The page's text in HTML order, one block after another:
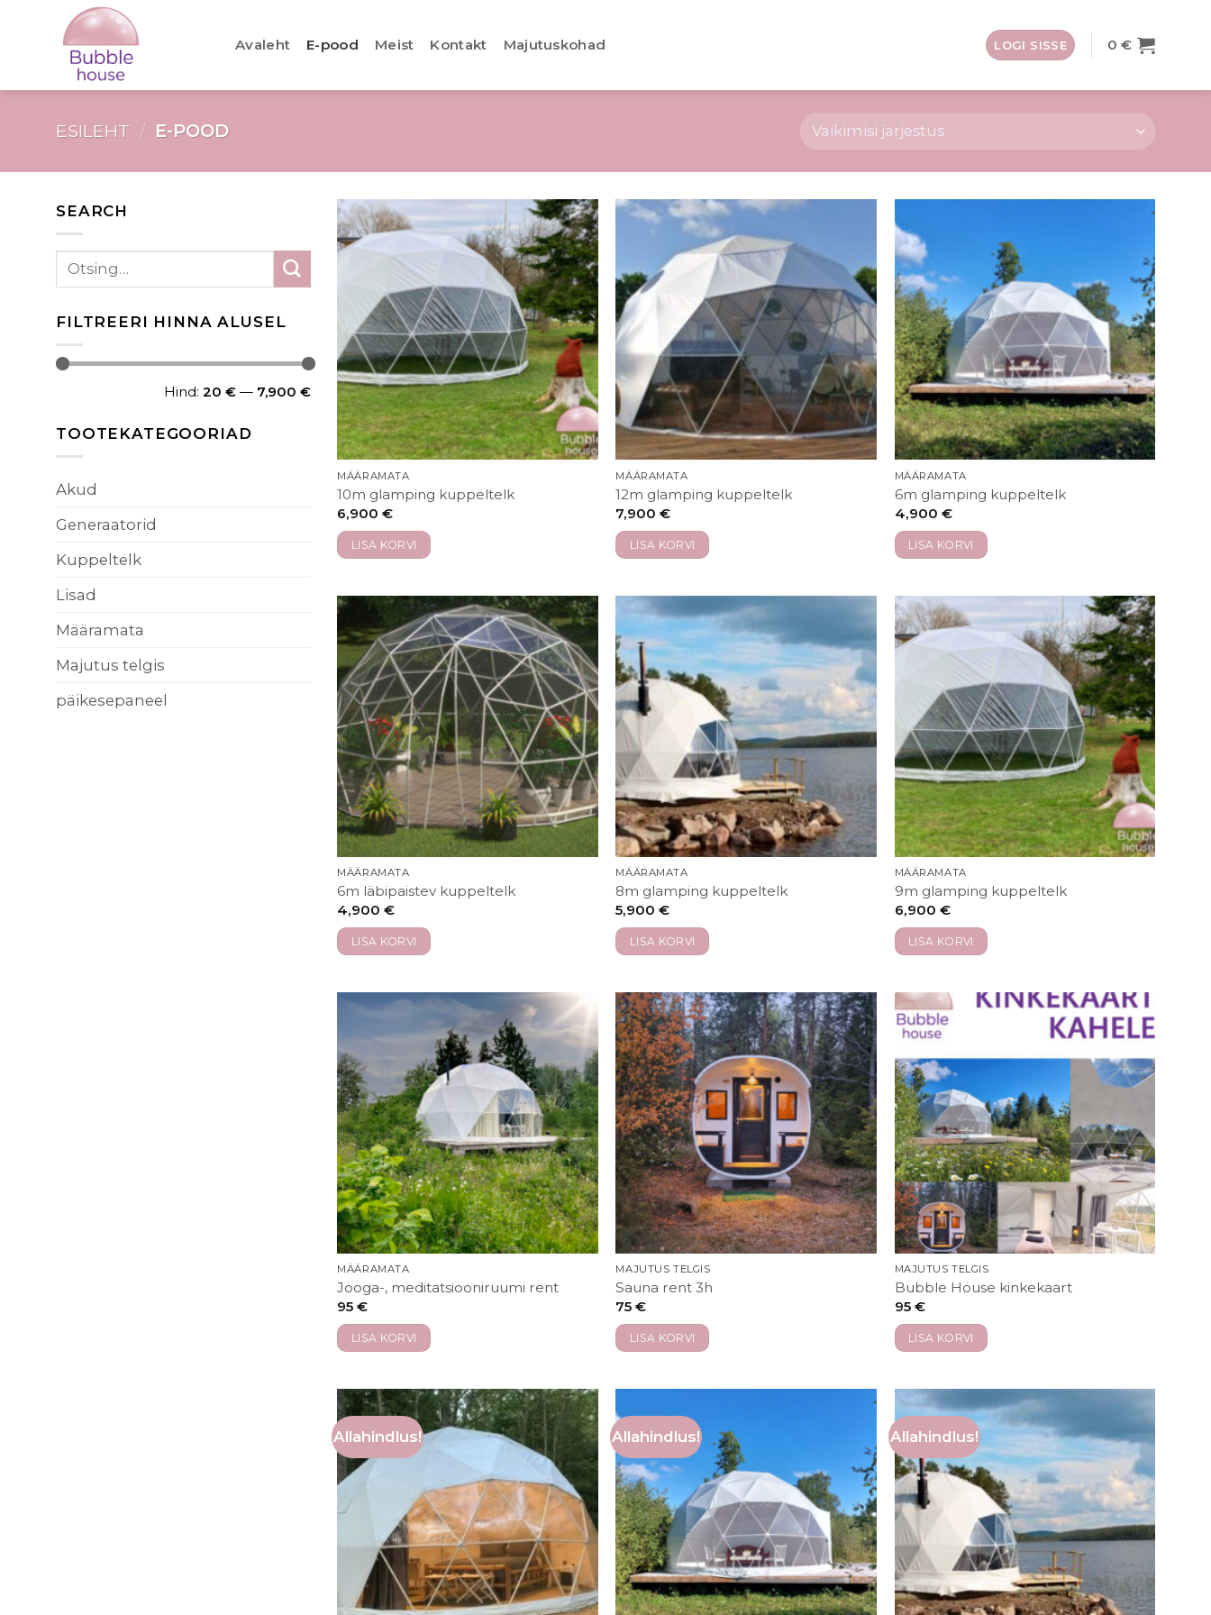
Avaleht E-pood Meist Kontakt Majutuskohad LOGI SISSE 0€
ESILEHT / E-POOD
SEARCH
FILTREERI HINNA ALUSEL
Hind: 20 €— 7,900 €
TOOTEKATEGOORIAD
Akud
Generaatorid
Kuppeltelk
Lisad
Määramata
Majutus telgis
päikesepaneel
MÄÄRAMATA
10m glamping kuppeltelk
6,900€
LISA KORVI
MÄÄRAMATA
12m glamping kuppeltelk
7,900€
LISA KORVI
MÄÄRAMATA
6m glamping kuppeltelk
4,900 €
LISA KORVI
MÄÄRAMATA
6m läbipaistev kuppeltelk
4,900€
LISA KORVI
MÄÄRAMATA
8m glamping kuppeltelk
5,900€
LISA KORVI
MÄÄRAMATA
9m glamping kuppeltelk
6,900 €
LISA KORVI
MÄÄRAMATA
Jooga-, meditatsiooniruumi rent
95€
LISA KORVI
MAJUTUS TELGIS
Sauna rent 3h
75€
LISA KORVI
MAJUTUS TELGIS
Bubble House kinkekaart
95 €
LISA KORVI
Allahindlus! Allahindlus! Allahindlus!